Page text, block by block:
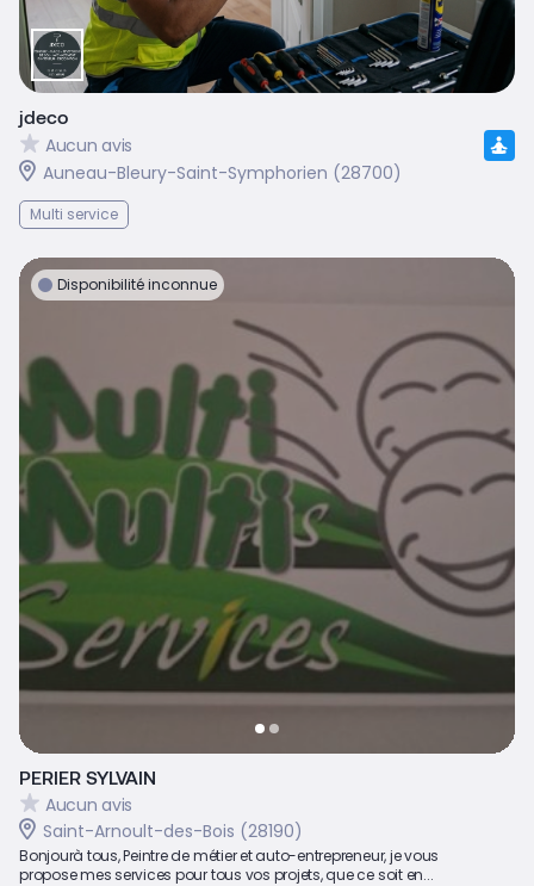
jdeco
Aucun avis
Auneau-Bleury-Saint-Symphorien (28700)
Multi service
Disponibilité inconnue
PERIER SYLVAIN
Aucun avis
Saint-Arnoult-des-Bois (28190)
Bonjourà tous, Peintre de métier et auto-entrepreneur, je vous
propose mes services pour tous vos projets, que ce soit en...